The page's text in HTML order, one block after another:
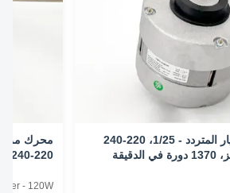
محرك مروحة التيار المتردد - 1/25، 220-240
- 120W